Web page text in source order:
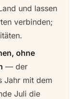
und lassen
verbinden;
ohne
— der
Jahr mit dem
Juli die